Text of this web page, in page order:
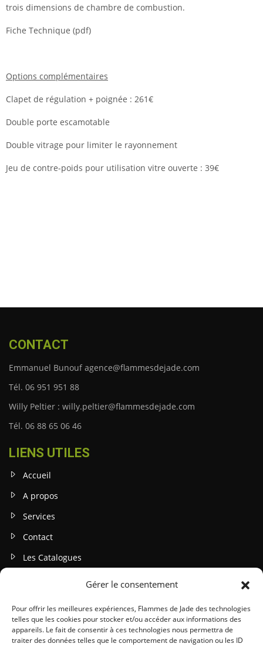
Gérer le consentement
Pour offrir les meilleures expériences, Flammes de Jade des technologies
telles que les cookies pour stocker et/ou accéder aux informations des
appareils. Le fait de consentir à ces technologies nous permettra de
traiter des données telles que le comportement de navigation ou les ID
trois dimensions de chambre de combustion.
Fiche Technique (pdf)
Options complémentaires
Clapet de régulation + poignée : 261€
Double porte escamotable
Double vitrage pour limiter le rayonnement
Jeu de contre-poids pour utilisation vitre ouverte : 39€
CONTACT
Emmanuel Bunouf agence@flammesdejade.com
Tél. 06 951 951 88
Willy Peltier : willy.peltier@flammesdejade.com
Tél. 06 88 65 06 46
LIENS UTILES
Accueil
A propos
Services
Contact
Les Catalogues
INFOS LEGALES
Mentions légales
Politique de confidentialité